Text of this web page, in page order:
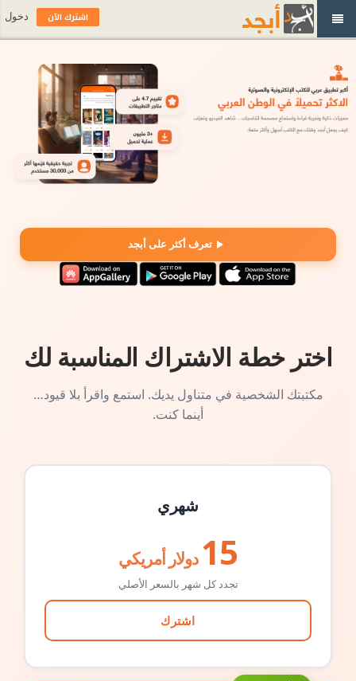
تعرف أكثر على أبجد
اختر خطة الاشتراك المناسبة لك
مكتبتك الشخصية في متناول يديك. استمع واقرأ بلا قيود…
أينما كنت.
شهري
15 دولار أمريكي
تجدد كل شهر بالسعر الأصلي
اشترك
اشترك الآن دخول